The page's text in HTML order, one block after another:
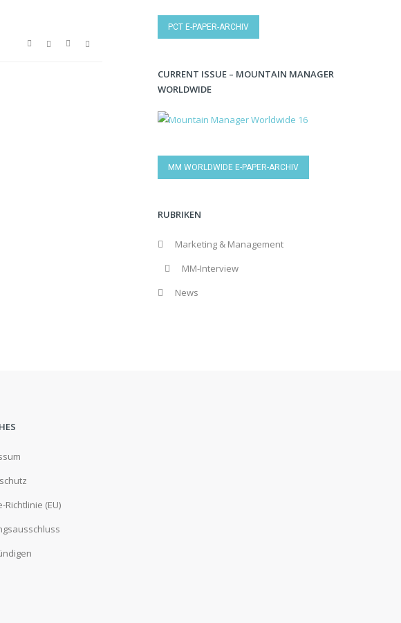
PCT E-PAPER-ARCHIV
CURRENT ISSUE – MOUNTAIN MANAGER
WORLDWIDE
MM WORLDWIDE E-PAPER-ARCHIV
RUBRIKEN
Marketing & Management
MM-Interview
News
Richtlinie (EU)